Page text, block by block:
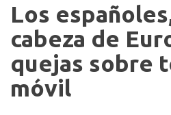
Los
cabeza de
quejas sobre
móvil